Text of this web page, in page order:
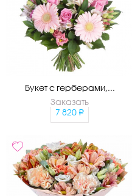
Букет с герберами,...
Заказать
7 820